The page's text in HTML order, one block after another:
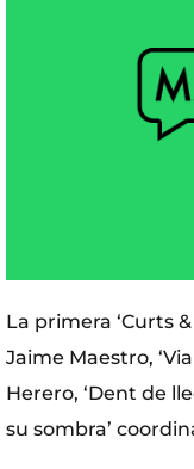
La primera ‘Curts
Jaime Maestro,
Herero, ‘Dent de
su sombra’